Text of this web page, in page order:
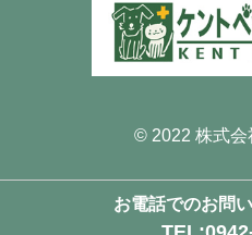
お電話でのお問
© 2022 株式会